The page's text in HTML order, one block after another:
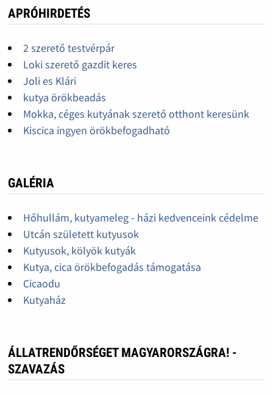
APRÓHIRDETÉS
2 szerető testvérpár
Loki szerető gazdit keres
Joli es Klári
kutya örökbeadás
Mokka, céges kutyának szerető otthont keresünk
Kiscica ingyen örökbefogadható
GALÉRIA
Hőhullám, kutyameleg - házi kedvenceink cédelme
Utcán született kutyusok
Kutyusok, kölyök kutyák
Kutya, cica örökbefogadás támogatása
Cicaodu
Kutyaház
ÁLLATRENDŐRSÉGET MAGYARORSZÁGRA! -
SZAVAZÁS